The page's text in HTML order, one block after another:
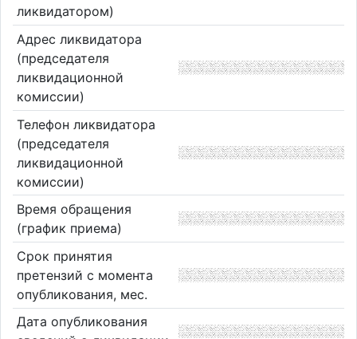
ликвидатором)
Адрес ликвидатора
(председателя
ликвидационной
комиссии)
Телефон ликвидатора
(председателя
ликвидационной
комиссии)
Время обращения
(график приема)
Срок принятия
претензий с момента
опубликования, мес.
Дата опубликования